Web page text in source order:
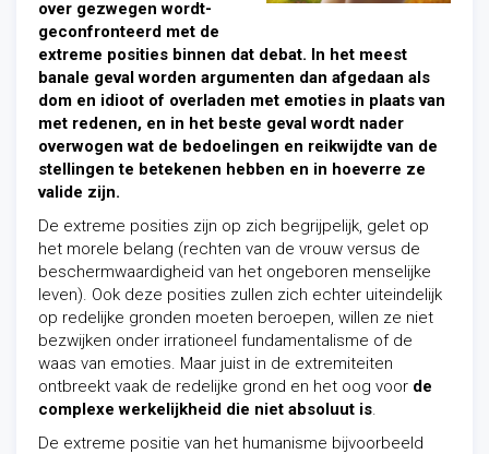
over gezwegen wordt-
geconfronteerd met de
extreme posities binnen dat debat. In het meest
banale geval worden argumenten dan afgedaan als
dom en idioot of overladen met emoties in plaats van
met redenen, en in het beste geval wordt nader
overwogen wat de bedoelingen en reikwijdte van de
stellingen te betekenen hebben en in hoeverre ze
valide zijn.
De extreme posities zijn op zich begrijpelijk, gelet op
het morele belang (rechten van de vrouw versus de
beschermwaardigheid van het ongeboren menselijke
leven). Ook deze posities zullen zich echter uiteindelijk
op redelijke gronden moeten beroepen, willen ze niet
bezwijken onder irrationeel fundamentalisme of de
waas van emoties. Maar juist in de extremiteiten
ontbreekt vaak de redelijke grond en het oog voor de
complexe werkelijkheid die niet absoluut is.
De extreme positie van het humanisme bijvoorbeeld